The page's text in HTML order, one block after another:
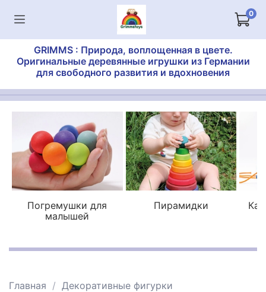
0
GRIMMS : Природа, воплощенная в цвете.
Оригинальные деревянные игрушки из Германии
для свободного развития и вдохновения
Погремушки для
малышей
Пирамидки
Главная Декоративные фигурки